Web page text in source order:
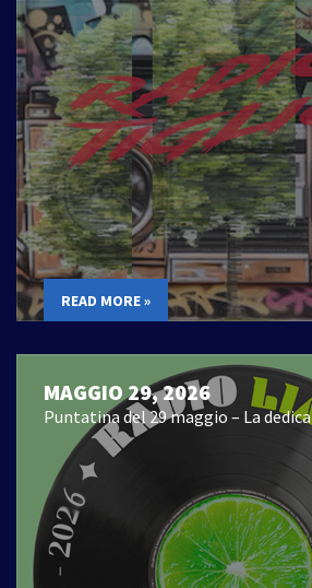
READ MORE »
MAGGIO 29, 2026
Puntatina del 29 maggio – La dedica